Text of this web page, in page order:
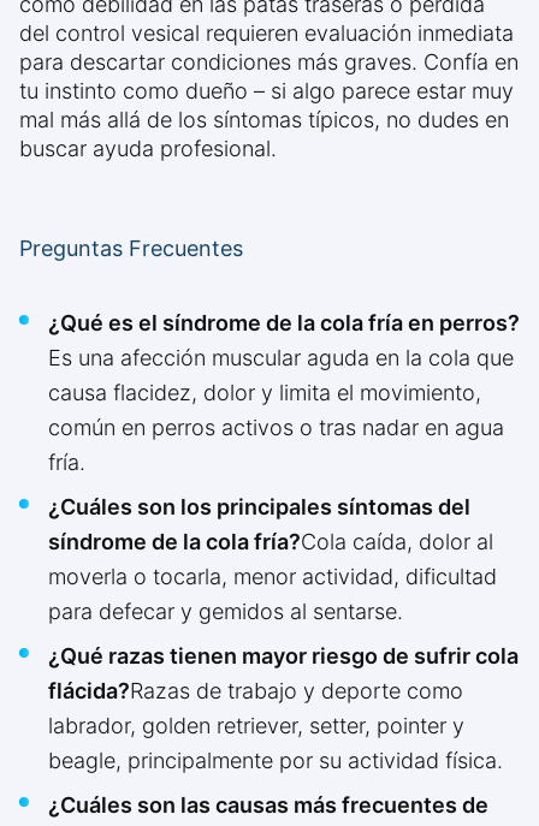
del control vesical requieren evaluación inmediata
para descartar condiciones más graves. Confía en
tu instinto como dueño – si algo parece estar muy
mal más allá de los síntomas típicos, no dudes en
buscar ayuda profesional.
Preguntas Frecuentes
¿Qué es el síndrome de la cola fría en perros?
Es una afección muscular aguda en la cola que
causa flacidez, dolor y limita el movimiento,
común en perros activos o tras nadar en agua
fría.
¿Cuáles son los principales síntomas del
síndrome de la cola fría?Cola caída, dolor al
moverla o tocarla, menor actividad, dificultad
para defecar y gemidos al sentarse.
¿Qué razas tienen mayor riesgo de sufrir cola
flácida?Razas de trabajo y deporte como
labrador, golden retriever, setter, pointer y
beagle, principalmente por su actividad física.
¿Cuáles son las causas más frecuentes de